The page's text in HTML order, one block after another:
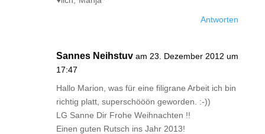
Antworten
Sannes Neihstuv am 23. Dezember 2012 um
17:47
Hallo Marion, was für eine filigrane Arbeit ich bin
richtig platt, superschööön geworden. :-))
LG Sanne Dir Frohe Weihnachten !!
Einen guten Rutsch ins Jahr 2013!